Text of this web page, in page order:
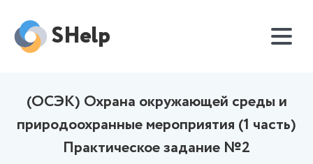
SHelp
(ОСЭК) Охрана окружающей среды и
природоохранные мероприятия (1 часть)
Практическое задание №2